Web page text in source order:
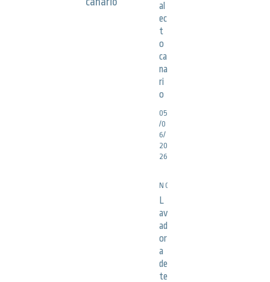
al
ec
t
o
ca
na
ri
o
05
/0
6/
20
26
NOTICIAS
L
av
ad
or
a
de
te